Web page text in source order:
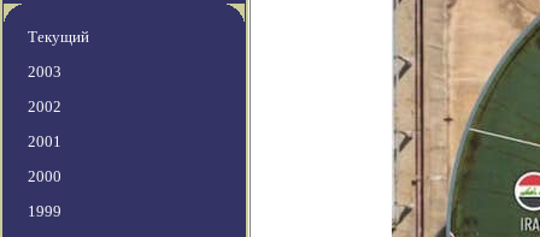
Текущий
2003
2002
2001
2000
1999